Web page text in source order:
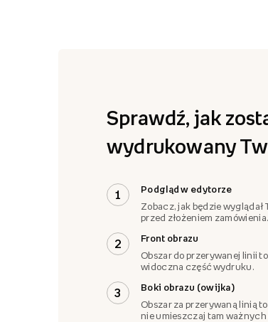
Sprawdź, jak
wydrukowany
1
Podgląd w edytorze
Zobacz, jak będzie wyglądał
przed złożeniem zamówienia.
2
Front obrazu
Obszar do przerywanej linii
widoczna część wydruku.
3
Boki obrazu (owijka)
Obszar za przerywaną linią
nie umieszczaj tam ważnych